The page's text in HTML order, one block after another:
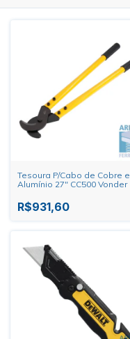
Tesoura P/Cabo de Cobre e
Alumínio 27" CC500 Vonder
R$931,60